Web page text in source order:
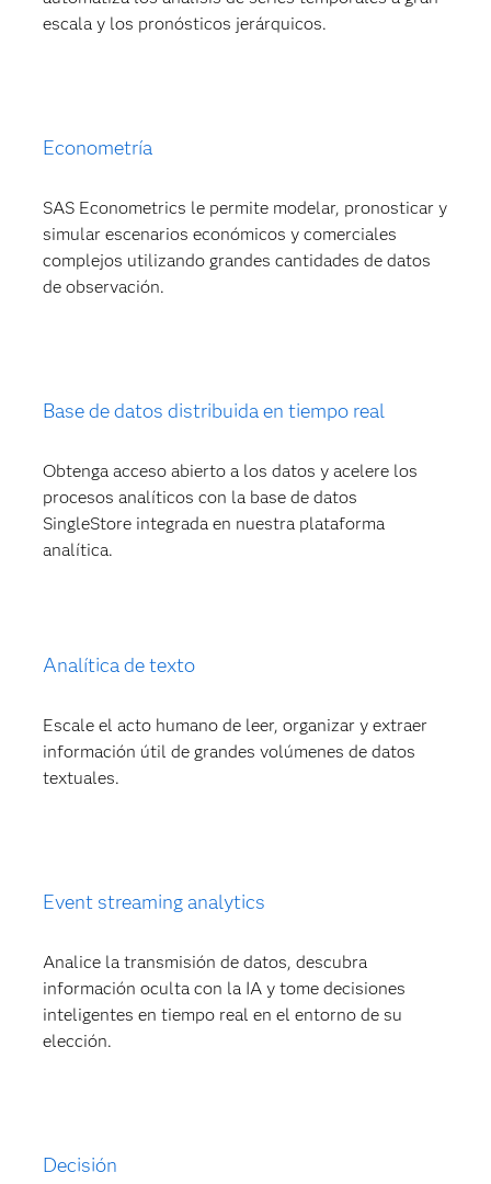
escala y los pronósticos jerárquicos.
Econometría
SAS Econometrics le permite modelar, pronosticar y
simular escenarios económicos y comerciales
complejos utilizando grandes cantidades de datos
de observación.
Base de datos distribuida en tiempo real
Obtenga acceso abierto a los datos y acelere los
procesos analíticos con la base de datos
SingleStore integrada en nuestra plataforma
analítica.
Analítica de texto
Escale el acto humano de leer, organizar y extraer
información útil de grandes volúmenes de datos
textuales.
Event streaming analytics
Analice la transmisión de datos, descubra
información oculta con la IA y tome decisiones
inteligentes en tiempo real en el entorno de su
elección.
Decisión